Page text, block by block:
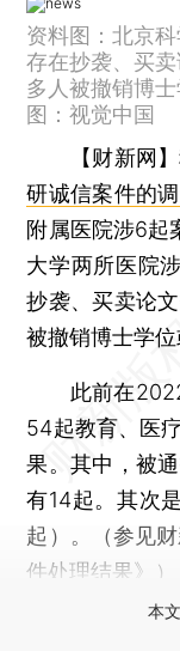
资料图：北京
存在抄袭、买
多人被撤销博
图：视觉中国
【财新网】
研诚信案件的
附属医院涉6起
大学两所医院
抄袭、买卖论
被撤销博士学位
此前在2022
54起教育、医
果。其中，被
有14起。其次
起）。（参见
件处理结果》）
本